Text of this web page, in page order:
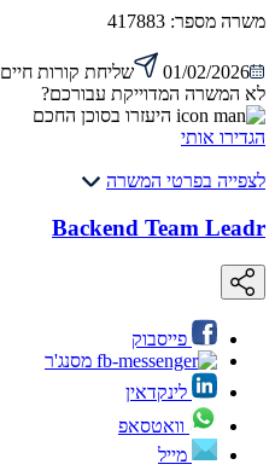
משרה מספר: 417883
01/02/2026
שליחת קורות חיים
לא המשרה המדוייקת עבורכם?
היעזרו בסוכן החכם
הגדירו אותי
לצפייה בפרטי המשרה
Backend Team Leadr
פייסבוק
מסנג'ר
לינקדאין
וואטסאפ
מייל